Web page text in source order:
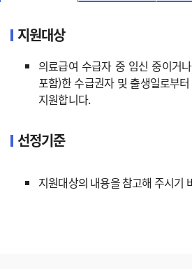
지원대상
의료급여 수급자 중 임신 중이거
포함)한 수급권자 및 출생일로부
지원합니다.
선정기준
지원대상의 내용을 참고해 주시기